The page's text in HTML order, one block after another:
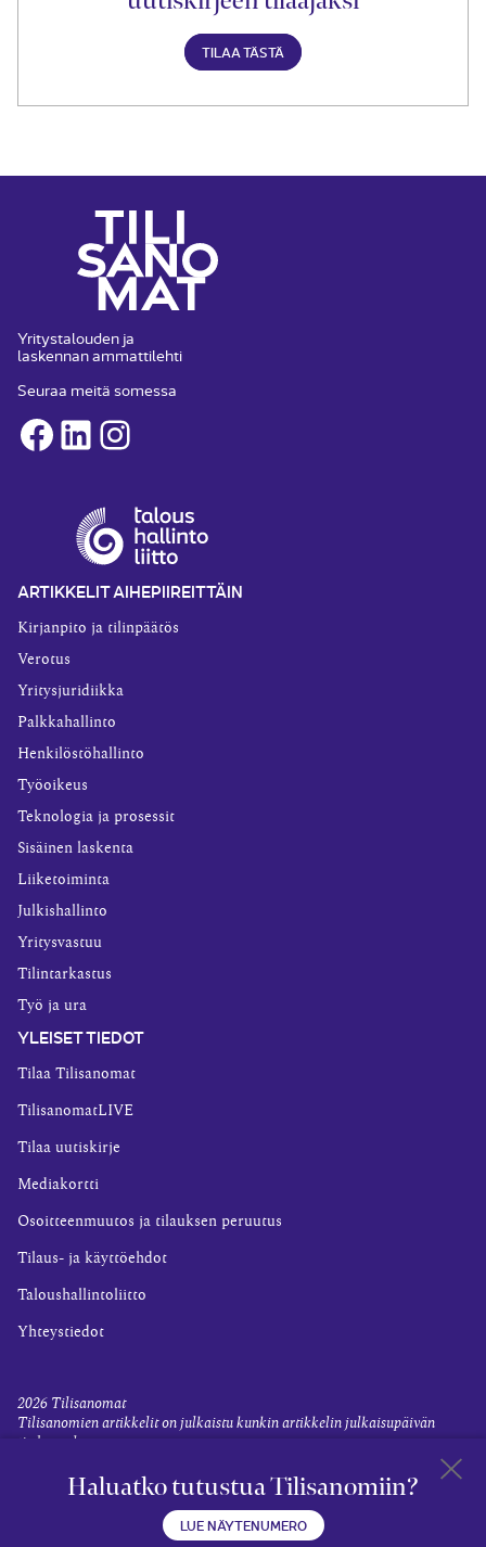
TILAA TÄSTÄ
Yritystalouden ja
laskennan ammattilehti
Seuraa meitä somessa
Facebook
LinkedInInstagram
ARTIKKELIT AIHEPIIREITTÄIN
Kirjanpito ja tilinpäätös
Verotus
Yritysjuridiikka
Palkkahallinto
Henkilöstöhallinto
Työoikeus
Teknologia ja prosessit
Sisäinen laskenta
Liiketoiminta
Julkishallinto
Yritysvastuu
Tilintarkastus
Työ ja ura
YLEISET TIEDOT
Tilaa Tilisanomat
TilisanomatLIVE
Tilaa uutiskirje
Mediakortti
Osoitteenmuutos ja tilauksen peruutus
Tilaus- ja käyttöehdot
Taloushallintoliitto
Yhteystiedot
2026 Tilisanomat
Tilisanomien artikkelit on julkaistu kunkin artikkelin julkaisupäivän
tiedon valossa.
EvästevalinnatHaluatko tutustua Tilisanomiin?
LUE NÄYTENUMERO